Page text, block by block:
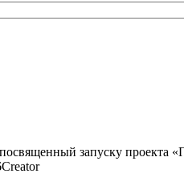
запуску